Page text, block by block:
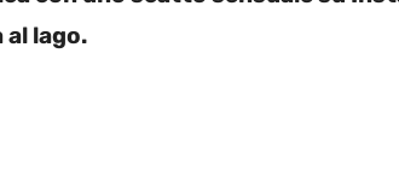
lago.